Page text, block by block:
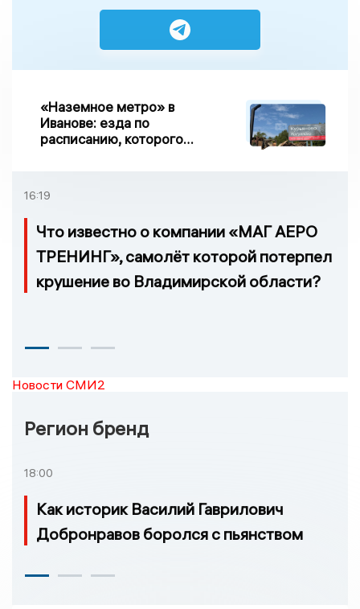
«Наземное метро» в
Иванове: езда по
расписанию, которого
16:19
Что известно о компании «МАГ АЕРО
ТРЕНИНГ», самолёт которой потерпел
крушение во Владимирской области?
Новости СМИ2
Регион бренд
18:00
Как историк Василий Гаврилович
Добронравов боролся с пьянством